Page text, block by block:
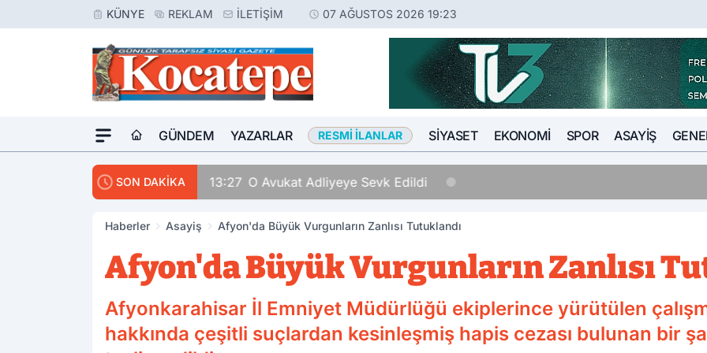
KÜNYE REKLAM İLETIŞIM 07 AĞUSTOS 2026 19:23
GÜNDEM YAZARLAR RESMI İLANLAR SIYASET EKONOMI SPOR ASAYIŞ
SON DAKİKA 13:27 O Avukat Adliyeye Sevk Edildi
Haberler Asayiş Afyon'da Büyük Vurgunların Zanlısı Tutuklandı
Afyon'da Büyük Vurgunların Zanlısı
Afyonkarahisar İl Emniyet Müdürlüğü ekiplerince yürütülen
hakkında çeşitli suçlardan kesinleşmiş hapis cezası bulunan bir